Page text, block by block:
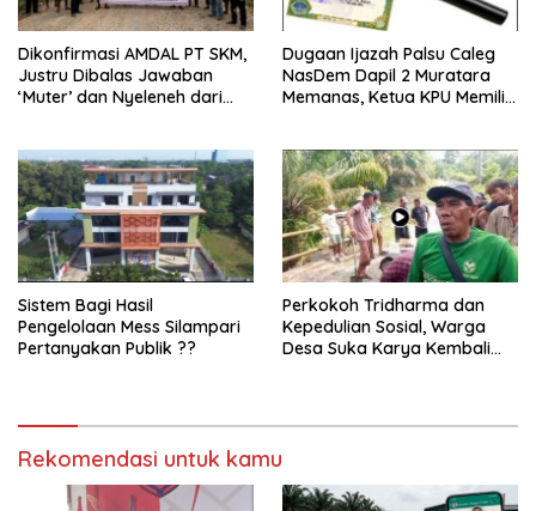
Dikonfirmasi AMDAL PT SKM,
Justru Dibalas Jawaban
‘Muter’ dan Nyeleneh dari
Dugaan Ijazah Palsu Caleg
NasDem Dapil 2 Muratara
Memanas, Ketua KPU Memilih
Sistem Bagi Hasil
Pengelolaan Mess Silampari
Pertanyakan Publik ??
Perkokoh Tridharma dan
Kepedulian Sosial, Warga
Desa Suka Karya Kembali
Rekomendasi untuk kamu